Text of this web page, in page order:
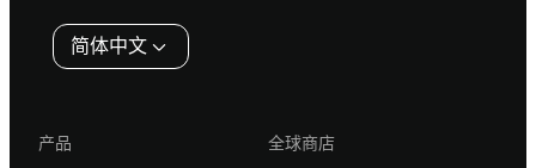
简体中文
产品
全球商店